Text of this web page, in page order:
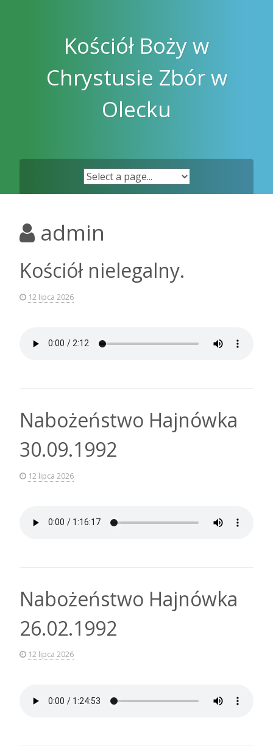
Kościół Boży w
Chrystusie Zbór w
Olecku
admin
Kościół nielegalny.
12 lipca 2026
Nabożeństwo Hajnówka
30.09.1992
12 lipca 2026
Nabożeństwo Hajnówka
26.02.1992
12 lipca 2026